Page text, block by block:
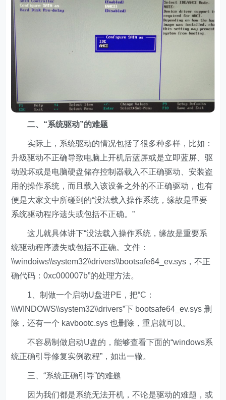
二、“系统驱动”的难题
实际上，系统驱动的情况包括了很多种多样，比如：
升級驱动不正确导致电脑上开机后蓝屏或是立即蓝屏、驱
动毁坏或是电脑硬盘储存控制器载入不正确驱动、安装盗
用的操作系统，而且载入该设备之外的不正确驱动，也有
便是大家文中所碰到的“没法载入操作系统，缘故是重要
系统驱动程序遗失或包括不正确。”
这儿就具体讲下“没法载入操作系统，缘故是重要系
统驱动程序遗失或包括不正确。文件：
\\windoiws\\system32\\drivers\\bootsafe64_ev.sys，不正
确代码：0xc000007b”的处理方法。
1、制做一个启动U盘进PE，把“C：
\\WINDOWS\\system32\\drivers”下 bootsafe64_ev.sys 删
除，还有一个 kavbootc.sys 也删除，重启就可以。
不容易制做启动U盘的，能够查看下面的“windows系
统正确引导修复实例教程”，如出一辙。
三、“系统正确引导”的难题
因为我们都是系统无法开机，不论是驱动的难题，或